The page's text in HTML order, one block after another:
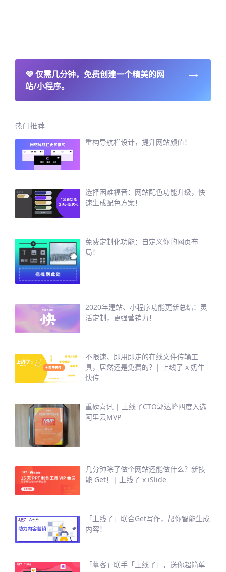
💜仅需几分钟，免费创建一个精美的网
站/小程序。
→
热门推荐
重构导航栏设计，提升网站颜值！
选择困难福音：网站配色功能升级，快
速生成配色方案！
免费定制化功能：自定义你的网页布
局！
2020年建站、小程序功能更新总结：灵
活定制，更强营销力！
不限速、即用即走的在线文件传输工
具，居然还是免费的？| 上线了 x 奶牛
快传
重磅喜讯 | 上线了CTO郭达峰四度入选
阿里云MVP
几分钟除了做个网站还能做什么？新技
能 Get！| 上线了 x iSlide
「上线了」联合Get写作，帮你智能生成
内容！
「摹客」联手「上线了」，送你超简单